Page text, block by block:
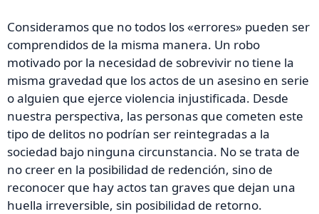
Consideramos que no todos los «errores» pueden ser
comprendidos de la misma manera. Un robo
motivado por la necesidad de sobrevivir no tiene la
misma gravedad que los actos de un asesino en serie
o alguien que ejerce violencia injustificada. Desde
nuestra perspectiva, las personas que cometen este
tipo de delitos no podrían ser reintegradas a la
sociedad bajo ninguna circunstancia. No se trata de
no creer en la posibilidad de redención, sino de
reconocer que hay actos tan graves que dejan una
huella irreversible, sin posibilidad de retorno.